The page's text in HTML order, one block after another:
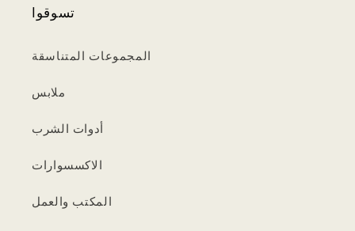
تسوقوا
المجموعات المتناسقة
ملابس
أدوات الشرب
الاكسسوارات
المكتب والعمل